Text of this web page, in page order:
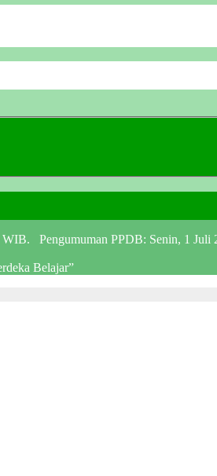
WIB. Pengumuman PPDB: Senin, 1 Juli
Belajar”